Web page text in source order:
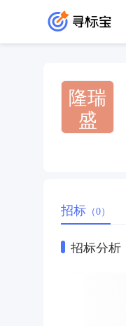
隆瑞
盛
招标 （0）
招标分析